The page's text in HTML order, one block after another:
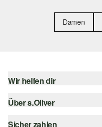
Damen
Wir helfen dir
Hilfe & FAQ
Über s.Oliver
Newsletter
Sicher zahlen